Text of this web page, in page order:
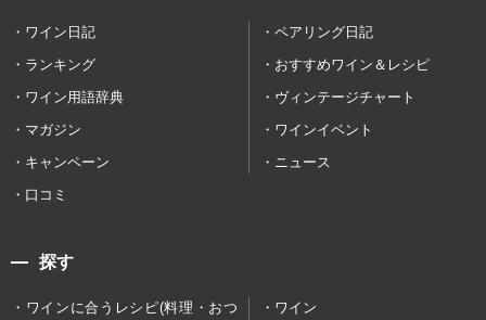
ワイン日記
ペアリング日記
ランキング
おすすめワイン＆レシピ
ワイン用語辞典
ヴィンテージチャート
マガジン
ワインイベント
キャンペーン
ニュース
口コミ
探す
ワインに合うレシピ(料理・おつ
ワイン